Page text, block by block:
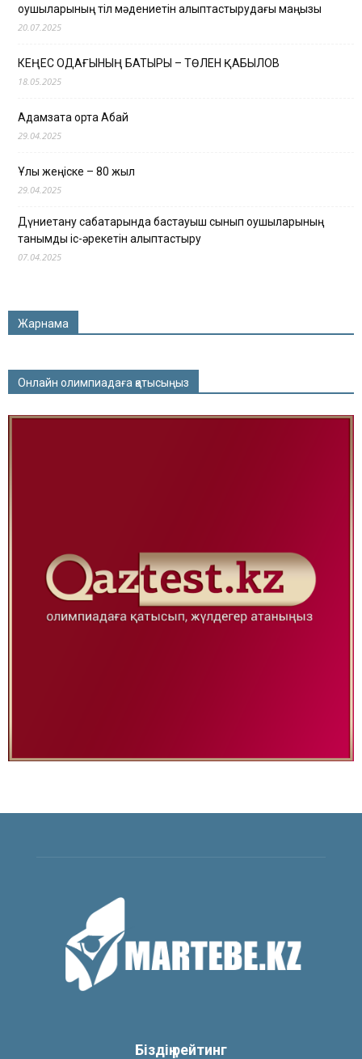
оқушыларының тіл мәдениетін қалыптастырудағы маңызы
20.07.2025
КЕҢЕС ОДАҒЫНЫҢ БАТЫРЫ – ТӨЛЕН ҚАБЫЛОВ
18.05.2025
Адамзатқа ортақ Абай
29.04.2025
Ұлы жеңіске – 80 жыл
29.04.2025
Дүниетану сабақтарында бастауыш сынып оқушыларының
танымдық іс-әрекетін қалыптастыру
07.04.2025
Жарнама
Онлайн олимпиадаға қатысыңыз
Біздің рейтинг